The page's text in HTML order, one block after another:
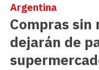
Compras sin
dejarán de
Argentina